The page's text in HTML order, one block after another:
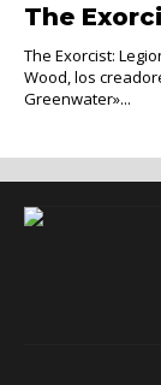
The
The Exorcist:
Wood, los
Greenwater»...